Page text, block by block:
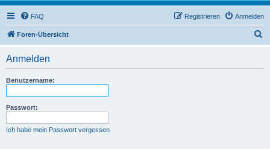
FAQ Anmelden
Registrieren
Foren-Übersicht
Anmelden
Benutzername:
Passwort:
Ich habe mein Passwort vergessen